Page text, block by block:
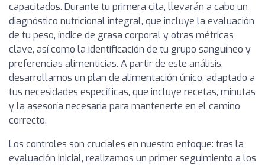
capacitados. Durante tu primera cita, llevarán a cabo un
diagnóstico nutricional integral, que incluye la evaluación
de tu peso, índice de grasa corporal y otras métricas
clave, así como la identificación de tu grupo sanguíneo y
preferencias alimenticias. A partir de este análisis,
desarrollamos un plan de alimentación único, adaptado a
tus necesidades específicas, que incluye recetas, minutas
y la asesoría necesaria para mantenerte en el camino
correcto.
Los controles son cruciales en nuestro enfoque: tras la
evaluación inicial, realizamos un primer seguimiento a los